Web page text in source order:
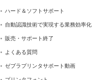
ハード＆ソフトサポート
自動認識技術で実現する業務効率化
販売・サポート終了
よくある質問
ゼブラプリンタサポート動画